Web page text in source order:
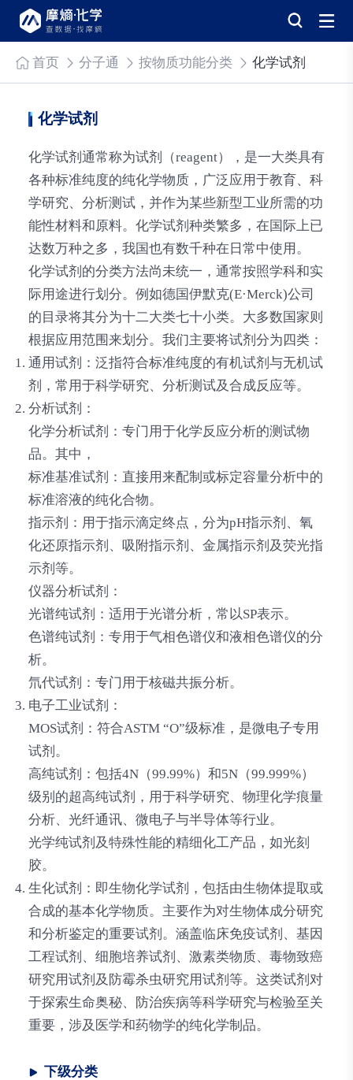
首页 分子通 按物质功能分类 化学试剂
化学试剂
化学试剂通常称为试剂（reagent），是一大类具有
各种标准纯度的纯化学物质，广泛应用于教育、科
学研究、分析测试，并作为某些新型工业所需的功
能性材料和原料。化学试剂种类繁多，在国际上已
达数万种之多，我国也有数千种在日常中使用。
化学试剂的分类方法尚未统一，通常按照学科和实
际用途进行划分。例如德国伊默克(E·Merck)公司
的目录将其分为十二大类七十小类。大多数国家则
根据应用范围来划分。我们主要将试剂分为四类：
通用试剂 ：泛指符合标准纯度的有机试剂与无机试
剂，常用于科学研究、分析测试及合成反应等。
分析试剂 ：
化学分析试剂 ：专门用于化学反应分析的测试物
品。其中，
标准基准试剂：直接用来配制或标定容量分析中的
标准溶液的纯化合物。
指示剂：用于指示滴定终点，分为pH指示剂、氧
化还原指示剂、吸附指示剂、金属指示剂及荧光指
示剂等。
仪器分析试剂 ：
光谱纯试剂：适用于光谱分析，常以SP表示。
色谱纯试剂：专用于气相色谱仪和液相色谱仪的分
析。
氘代试剂：专门用于核磁共振分析。
电子工业试剂 ：
MOS试剂：符合ASTM “O”级标准，是微电子专用
试剂。
高纯试剂：包括4N（99.99%）和5N（99.999%）
级别的超高纯试剂，用于科学研究、物理化学痕量
分析、光纤通讯、微电子与半导体等行业。
光学纯试剂及特殊性能的精细化工产品，如光刻
胶。
生化试剂 ：即生物化学试剂，包括由生物体提取或
合成的基本化学物质。主要作为对生物体成分研究
和分析鉴定的重要试剂。涵盖临床免疫试剂、基因
工程试剂、细胞培养试剂、激素类物质、毒物致癌
研究用试剂及防霉杀虫研究用试剂等。这类试剂对
于探索生命奥秘、防治疾病等科学研究与检验至关
重要，涉及医学和药物学的纯化学制品。
下级分类